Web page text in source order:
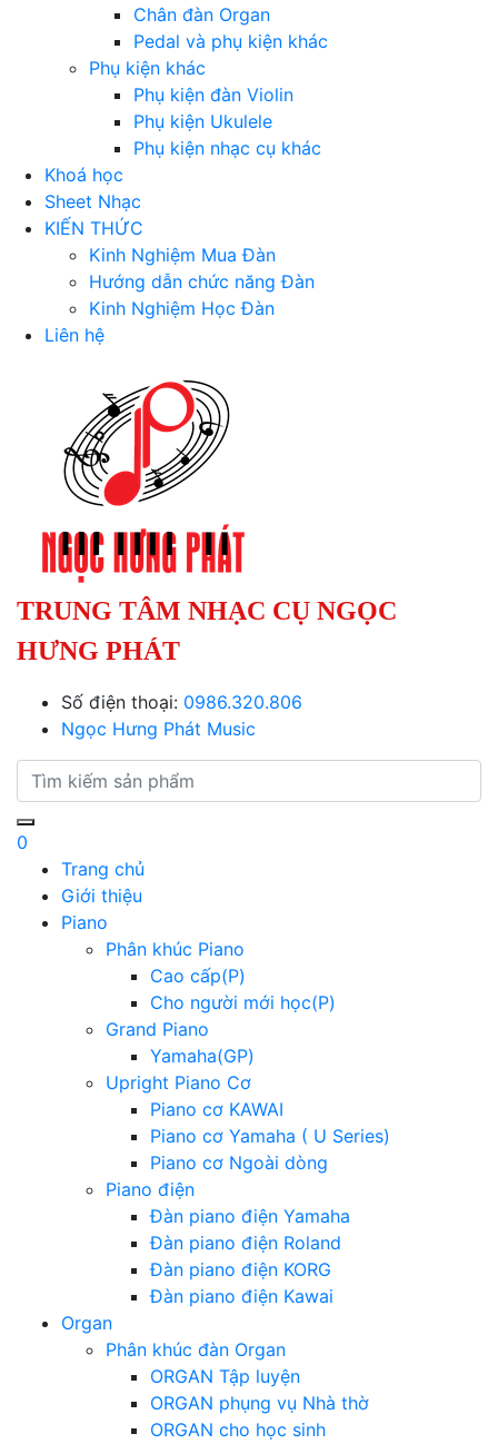
Chân đàn Organ
Pedal và phụ kiện khác
Phụ kiện khác
Phụ kiện đàn Violin
Phụ kiện Ukulele
Phụ kiện nhạc cụ khác
Khoá học
Sheet Nhạc
KIẾN THỨC
Kinh Nghiệm Mua Đàn
Hướng dẫn chức năng Đàn
Kinh Nghiệm Học Đàn
Liên hệ
TRUNG TÂM NHẠC CỤ NGỌC
HƯNG PHÁT
Số điện thoại: 0986.320.806
Ngọc Hưng Phát Music
0
Trang chủ
Giới thiệu
Piano
Phân khúc Piano
Cao cấp(P)
Cho người mới học(P)
Grand Piano
Yamaha(GP)
Upright Piano Cơ
Piano cơ KAWAI
Piano cơ Yamaha ( U Series)
Piano cơ Ngoài dòng
Piano điện
Đàn piano điện Yamaha
Đàn piano điện Roland
Đàn piano điện KORG
Đàn piano điện Kawai
Organ
Phân khúc đàn Organ
ORGAN Tập luyện
ORGAN phụng vụ Nhà thờ
ORGAN cho học sinh